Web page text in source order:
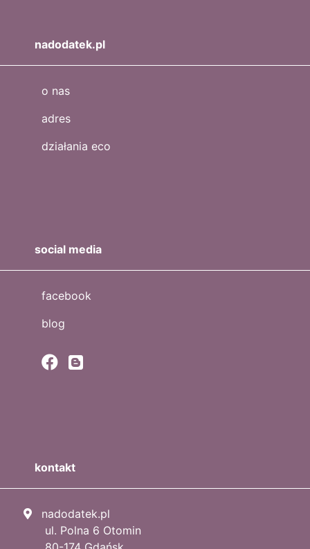
nadodatek.pl
o nas
adres
działania eco
social media
facebook
blog
kontakt
nadodatek.pl
ul. Polna 6 Otomin